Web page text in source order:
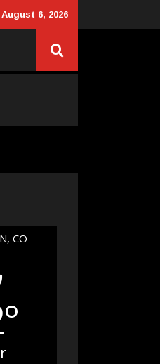
August 6, 2026
CO